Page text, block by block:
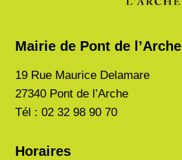
Mairie de Pont de l’Arche
19 Rue Maurice Delamare
27340 Pont de l’Arche
Tél : 02 32 98 90 70
Horaires